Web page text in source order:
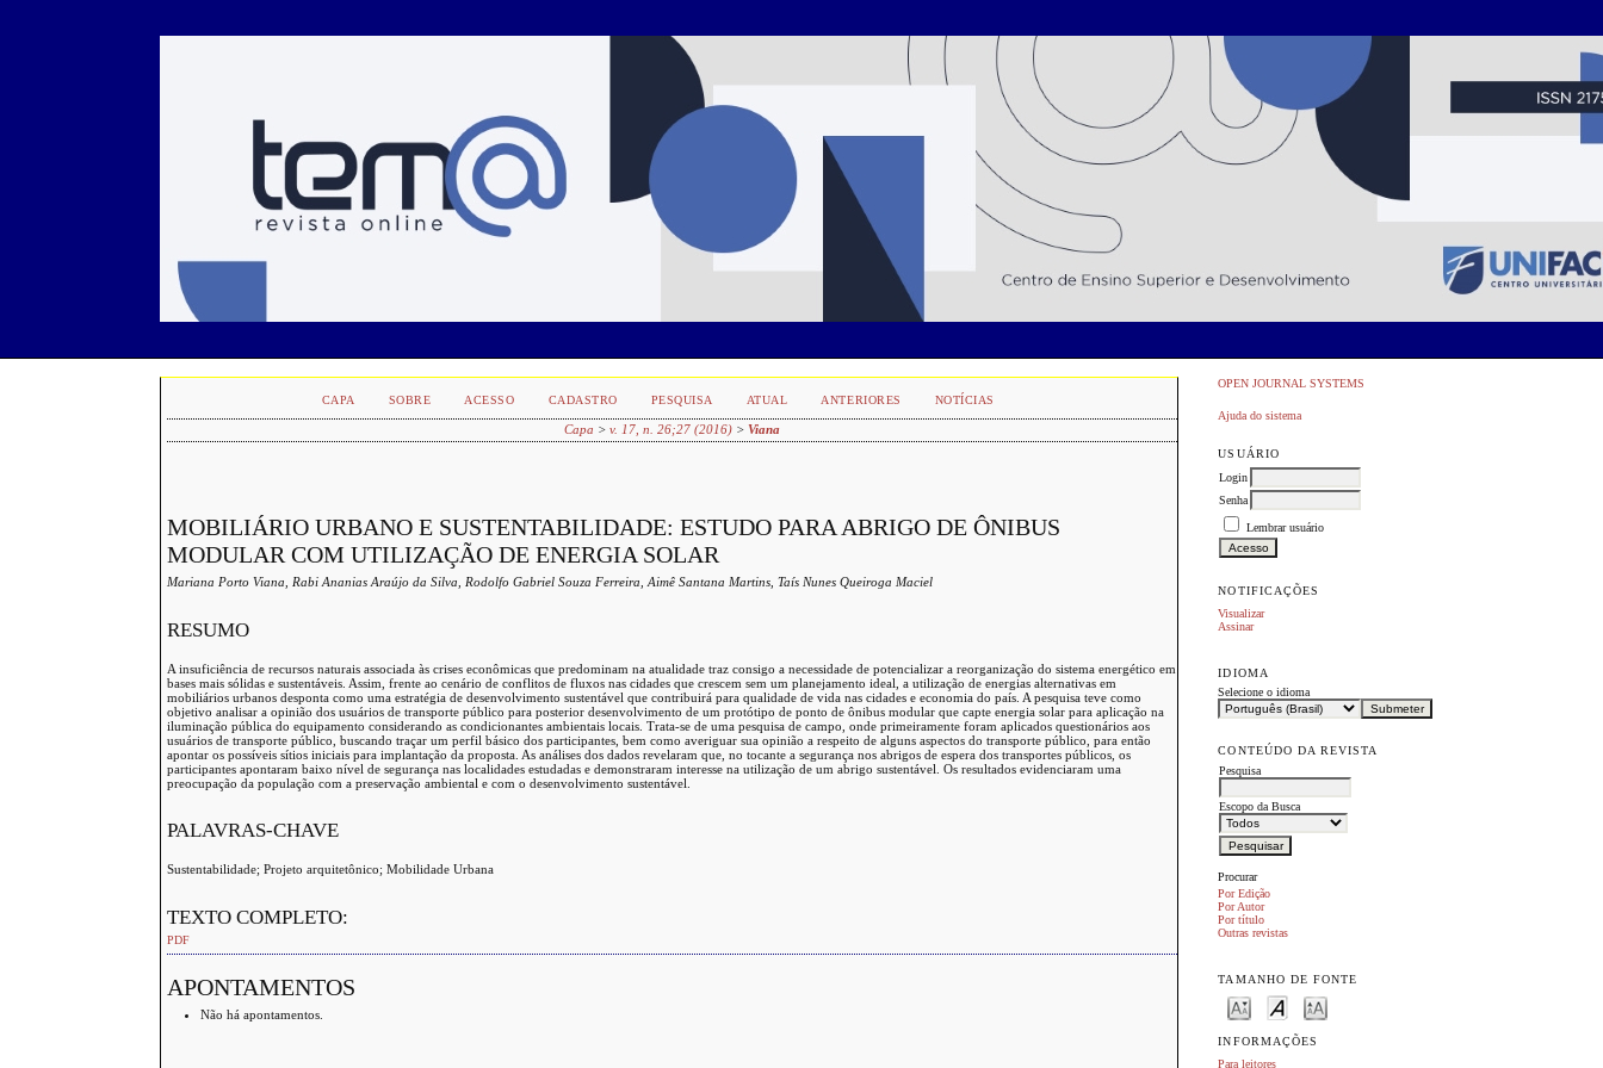
OPEN JOURNAL SYSTEMS
Ajuda do sistema
USUÁRIO
Login
Senha
Lembrar usuário
NOTIFICAÇÕES
Visualizar
Assinar
IDIOMA
Selecione o idioma
CONTEÚDO DA REVISTA
Pesquisa
Escopo da Busca
Procurar
Por Edição
Por Autor
Por título
Outras revistas
TAMANHO DE FONTE
INFORMAÇÕES
Para leitores
CAPA SOBRE ACESSO CADASTRO PESQUISA ATUAL ANTERIORES NOTÍCIAS
Capa >v. 17, n. 26;27 (2016) >Viana
MOBILIÁRIO URBANO E SUSTENTABILIDADE: ESTUDO PARA ABRIGO DE ÔNIBUS
MODULAR COM UTILIZAÇÃO DE ENERGIA SOLAR
Mariana Porto Viana, Rabi Ananias Araújo da Silva, Rodolfo Gabriel Souza Ferreira, Aimê Santana Martins, Taís Nunes Queiroga Maciel
RESUMO
A insuficiência de recursos naturais associada às crises econômicas que predominam na atualidade traz consigo a necessidade de potencializar a reorganização do sistema energético em
bases mais sólidas e sustentáveis. Assim, frente ao cenário de conflitos de fluxos nas cidades que crescem sem um planejamento ideal, a utilização de energias alternativas em
mobiliários urbanos desponta como uma estratégia de desenvolvimento sustentável que contribuirá para qualidade de vida nas cidades e economia do país. A pesquisa teve como
objetivo analisar a opinião dos usuários de transporte público para posterior desenvolvimento de um protótipo de ponto de ônibus modular que capte energia solar para aplicação na
iluminação pública do equipamento considerando as condicionantes ambientais locais. Trata-se de uma pesquisa de campo, onde primeiramente foram aplicados questionários aos
usuários de transporte público, buscando traçar um perfil básico dos participantes, bem como averiguar sua opinião a respeito de alguns aspectos do transporte público, para então
apontar os possíveis sítios iniciais para implantação da proposta. As análises dos dados revelaram que, no tocante a segurança nos abrigos de espera dos transportes públicos, os
participantes apontaram baixo nível de segurança nas localidades estudadas e demonstraram interesse na utilização de um abrigo sustentável. Os resultados evidenciaram uma
preocupação da população com a preservação ambiental e com o desenvolvimento sustentável.
PALAVRAS-CHAVE
Sustentabilidade; Projeto arquitetônico; Mobilidade Urbana
TEXTO COMPLETO:
PDF
APONTAMENTOS
Não há apontamentos.